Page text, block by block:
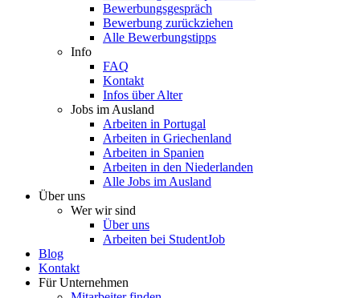
Bewerbungsgespräch
Bewerbung zurückziehen
Alle Bewerbungstipps
Info
FAQ
Kontakt
Infos über Alter
Jobs im Ausland
Arbeiten in Portugal
Arbeiten in Griechenland
Arbeiten in Spanien
Arbeiten in den Niederlanden
Alle Jobs im Ausland
Über uns
Wer wir sind
Über uns
Arbeiten bei StudentJob
Blog
Kontakt
Für Unternehmen